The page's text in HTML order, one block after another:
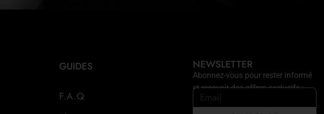
GUIDES
F.A.Q
NEWSLETTER
Abonnez-vous pour rester informé
et recevoir des offres exclusifs :